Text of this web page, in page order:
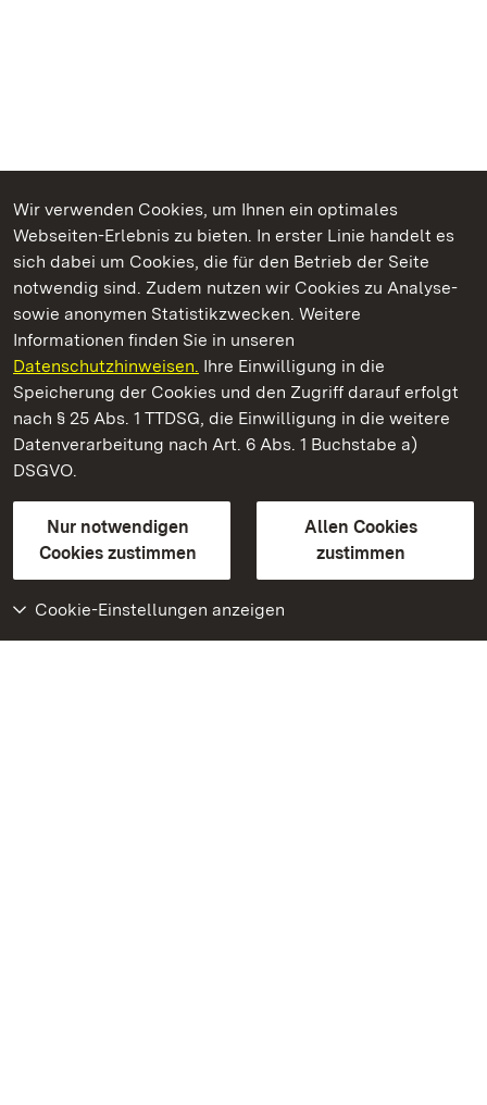
Wir verwenden Cookies, um Ihnen ein optimales
Webseiten-Erlebnis zu bieten. In erster Linie handelt es
sich dabei um Cookies, die für den Betrieb der Seite
notwendig sind. Zudem nutzen wir Cookies zu Analyse-
sowie anonymen Statistikzwecken. Weitere
Informationen finden Sie in unseren
Datenschutzhinweisen. Ihre Einwilligung in die
Speicherung der Cookies und den Zugriff darauf erfolgt
nach § 25 Abs. 1 TTDSG, die Einwilligung in die weitere
Datenverarbeitung nach Art. 6 Abs. 1 Buchstabe a)
DSGVO.
Nur notwendigen
Cookies zustimmen
Allen Cookies
zustimmen
Cookie-Einstellungen anzeigen
Kommen. Staunen. Genießen.
Staatliche Schlösser und Gärten Baden‑Württemberg
Staatliche Schlösser und Gärten Baden-Württemberg
Kontakt
GebärdenspracheLeichte Sprache
Erklärung zur Barrierefreiheit
BITV-konform (geprüfte Seiten)
Weiteres